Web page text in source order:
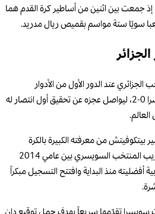
جمعت بين اثنين من أساطير كرة القدم هما
سويًا ستة مواسم بقميص ريال مدريد.
عند الدور الأول من الأدوار
الإقصائية، بعدما خسر أمام سويسرا 0-2، ليواصل عجزه عن تحقيق أول انتصار له
بيتكوفيتش من معرفته الكبيرة بالكرة
السويسرية، بعدما أشرف على تدريب المنتخب السويسري بين عامي 2014
أفضليته منذ البداية وافتتح التسجيل مبكراً